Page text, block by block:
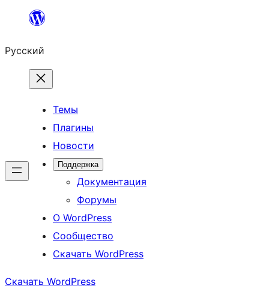
Перейти
содержимому
Русский
Темы
Плагины
Новости
Поддержка
Документация
Форумы
О WordPress
Сообщество
Скачать WordPress
Скачать WordPress